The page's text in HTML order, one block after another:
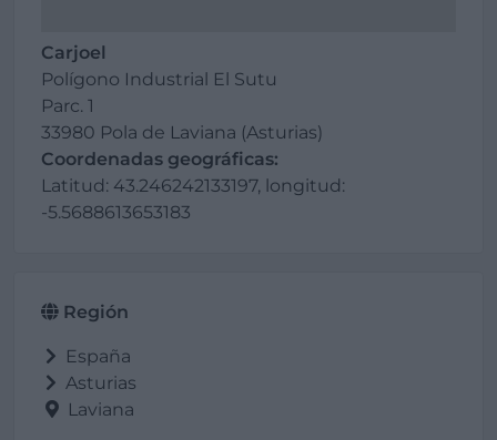
Carjoel
Polígono Industrial El Sutu
Parc. 1
33980 Pola de Laviana (Asturias)
Coordenadas geográficas:
Latitud: 43.246242133197, longitud:
-5.5688613653183
Región
España
Asturias
Laviana